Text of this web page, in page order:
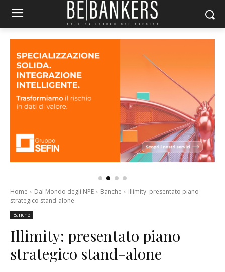
Home Dal Mondo degli NPE Banche
Illimity: presentato piano
strategico stand-alone
Banche
Illimity: presentato piano
strategico stand-alone